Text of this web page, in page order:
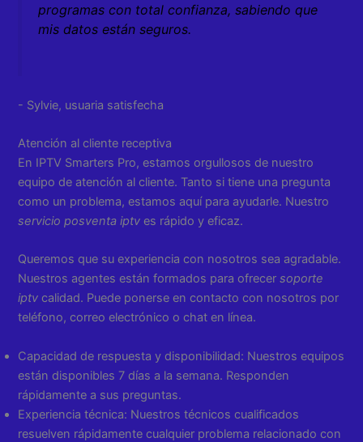
programas con total confianza, sabiendo que
mis datos están seguros.
- Sylvie, usuaria satisfecha
Atención al cliente receptiva
En IPTV Smarters Pro, estamos orgullosos de nuestro
equipo de atención al cliente. Tanto si tiene una pregunta
como un problema, estamos aquí para ayudarle. Nuestro
servicio posventa iptv es rápido y eficaz.
Queremos que su experiencia con nosotros sea agradable.
Nuestros agentes están formados para ofrecersoporte
iptv calidad. Puede ponerse en contacto con nosotros por
teléfono, correo electrónico o chat en línea.
Capacidad de respuesta y disponibilidad: Nuestros equipos
están disponibles 7 días a la semana. Responden
rápidamente a sus preguntas.
Experiencia técnica: Nuestros técnicos cualificados
resuelven rápidamente cualquier problema relacionado con